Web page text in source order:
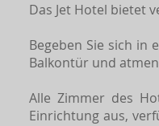
Das Jet Hotel bietet
Begeben Sie sich in
Balkontür und
Alle Zimmer des
Einrichtung aus,